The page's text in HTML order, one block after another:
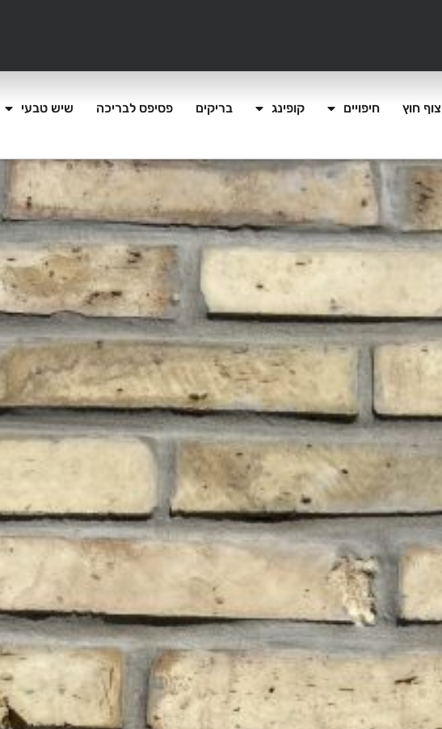
חוץ חיפויים קופינג בריקים פסיפס לבריכה שיש טבעי